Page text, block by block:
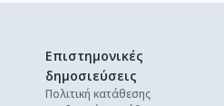
Επιστημονικές
δημοσιεύσεις
Πολιτική κατάθεσης